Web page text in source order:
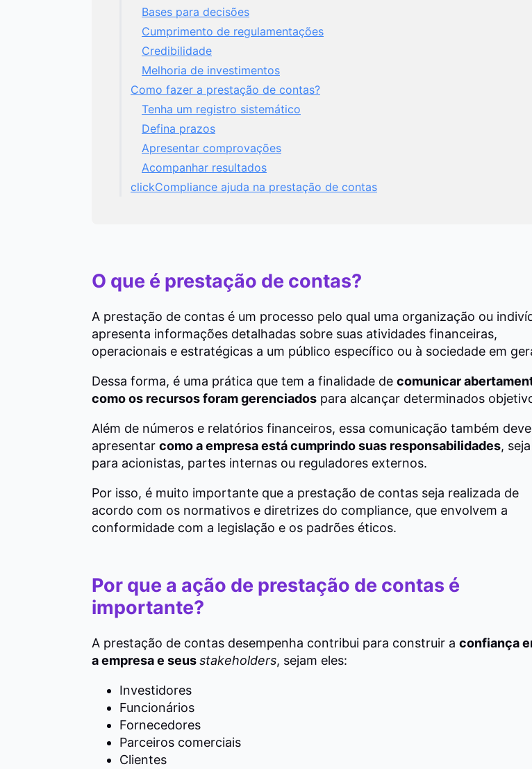
Bases para decisões
Cumprimento de regulamentações
Credibilidade
Melhoria de investimentos
Como fazer a prestação de contas?
Tenha um registro sistemático
Defina prazos
Apresentar comprovações
Acompanhar resultados
clickCompliance ajuda na prestação de contas
O que é prestação de contas?
A prestação de contas é um processo pelo qual uma organização ou
apresenta informações detalhadas sobre suas atividades financeiras,
operacionais e estratégicas a um público específico ou à sociedade em
Dessa forma, é uma prática que tem a finalidade de comunicar
como os recursos foram gerenciados para alcançar determinados
Além de números e relatórios financeiros, essa comunicação também deve
apresentar como a empresa está cumprindo suas responsabilidades, seja
para acionistas, partes internas ou reguladores externos.
Por isso, é muito importante que a prestação de contas seja realizada de
acordo com os normativos e diretrizes do compliance, que envolvem a
conformidade com a legislação e os padrões éticos.
Por que a ação de prestação de contas é
importante?
A prestação de contas desempenha contribui para construir a confiança
a empresa e seusstakeholders, sejam eles:
Investidores
Funcionários
Fornecedores
Parceiros comerciais
Clientes